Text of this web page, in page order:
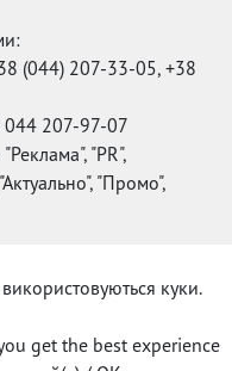
(044) 207-33-05, +38
044 207-97-07
"PR",
"Промо",
куки.
get the best experience